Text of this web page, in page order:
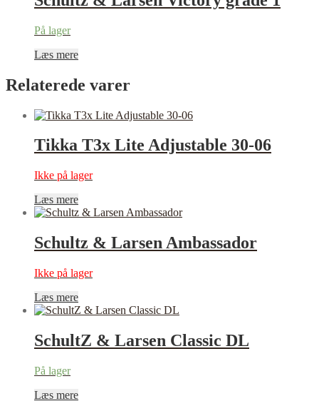
På lager
Læs mere
Relaterede varer
Tikka T3x Lite Adjustable 30-06
Ikke på lager
Læs mere
Schultz & Larsen Ambassador
Ikke på lager
Læs mere
SchultZ & Larsen Classic DL
På lager
Læs mere